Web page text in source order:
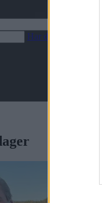
Har du gløymt